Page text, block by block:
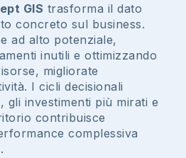
GIS trasforma il dato
concreto sul business.
ad alto potenziale,
inutili e ottimizzando
migliorate
I cicli decisionali
gli investimenti più mirati e
contribuisce
complessiva